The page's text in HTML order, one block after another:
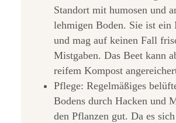
Standort mit humosen und
lehmigen Boden. Sie ist ein
und mag auf keinen Fall
Mistgaben. Das Beet kann
reifem Kompost
Pflege: Regelmäßiges
Bodens durch Hacken und
den Pflanzen gut. Da es